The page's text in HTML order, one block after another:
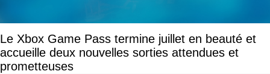
Le Xbox Game Pass termine juillet en beauté et
accueille deux nouvelles sorties attendues et
prometteuses